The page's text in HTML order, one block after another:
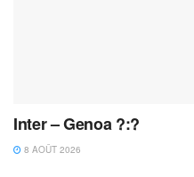
Inter – Genoa ?:?
8 AOÛT 2026